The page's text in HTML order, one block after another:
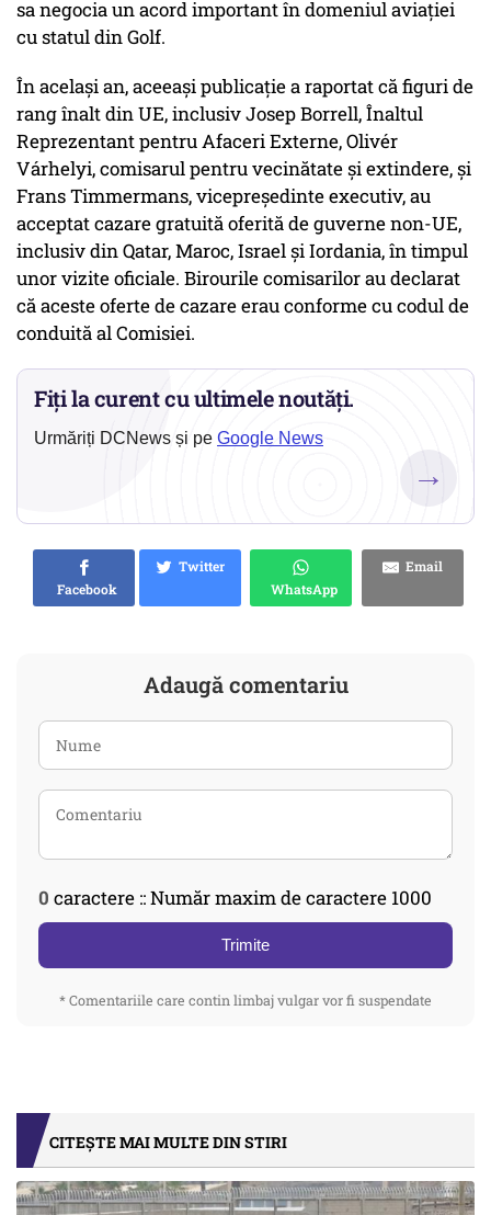
sa negocia un acord important în domeniul aviației
cu statul din Golf.
În același an, aceeași publicație a raportat că figuri de
rang înalt din UE, inclusiv Josep Borrell, Înaltul
Reprezentant pentru Afaceri Externe, Olivér
Várhelyi, comisarul pentru vecinătate și extindere, și
Frans Timmermans, vicepreședinte executiv, au
acceptat cazare gratuită oferită de guverne non-UE,
inclusiv din Qatar, Maroc, Israel și Iordania, în timpul
unor vizite oficiale. Birourile comisarilor au declarat
că aceste oferte de cazare erau conforme cu codul de
conduită al Comisiei.
Fiți la curent cu ultimele noutăți.
Urmăriți DCNews și pe Google News
→
Facebook
Twitter
WhatsApp
Email
Adaugă comentariu
0 caractere :: Număr maxim de caractere 1000
Trimite
* Comentariile care contin limbaj vulgar vor fi suspendate
CITEȘTE MAI MULTE DIN STIRI